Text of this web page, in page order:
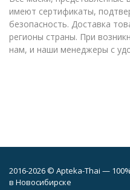
имеют сертификаты,
безопасность. Доставка
регионы страны. При
нам, и наши менеджеры с
2016-2026 © Apteka-Thai —
в Новосибирске